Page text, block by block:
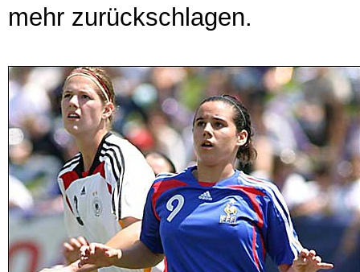
mehr zurückschlagen.